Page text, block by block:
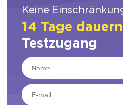
Keine
14 Tage dauern
Testzugang